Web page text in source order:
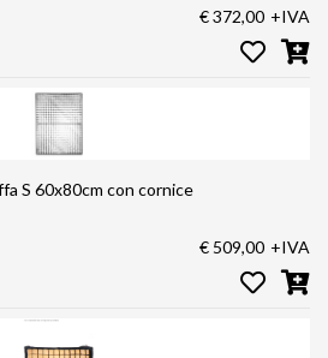
€ 372,00 +IVA
40° di stoffa S 60x80cm con cornice
€ 509,00 +IVA